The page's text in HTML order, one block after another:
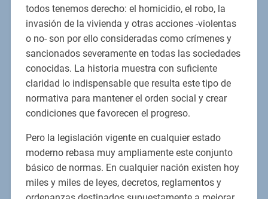
todos tenemos derecho: el homicidio, el robo, la
invasión de la vivienda y otras acciones -violentas
o no- son por ello consideradas como crímenes y
sancionados severamente en todas las sociedades
conocidas. La historia muestra con suficiente
claridad lo indispensable que resulta este tipo de
normativa para mantener el orden social y crear
condiciones que favorecen el progreso.
Pero la legislación vigente en cualquier estado
moderno rebasa muy ampliamente este conjunto
básico de normas. En cualquier nación existen hoy
miles y miles de leyes, decretos, reglamentos y